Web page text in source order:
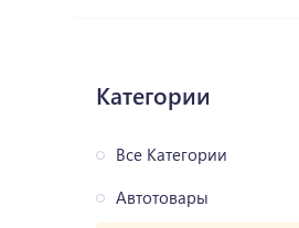
Категории
Все Категории
Автотовары